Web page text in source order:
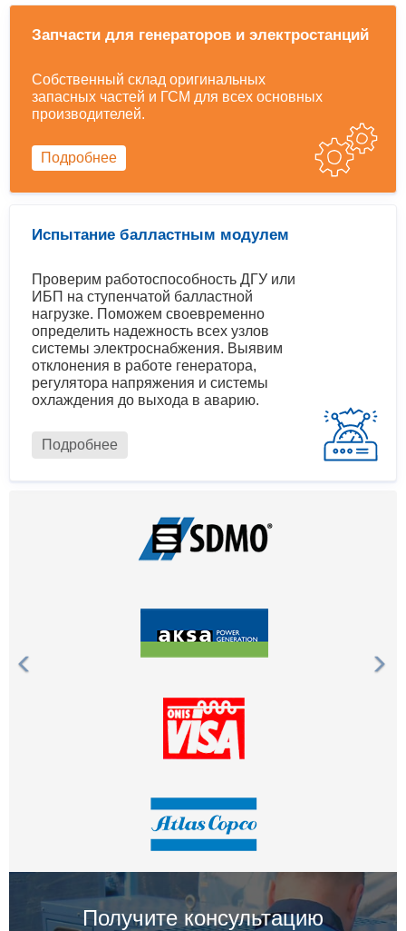
Запчасти для генераторов и электростанций
Собственный склад оригинальных
запасных частей и ГСМ для всех основных
производителей.
Подробнее
Испытание балластным модулем
Проверим работоспособность ДГУ или
ИБП на ступенчатой балластной
нагрузке. Поможем своевременно
определить надежность всех узлов
системы электроснабжения. Выявим
отклонения в работе генератора,
регулятора напряжения и системы
охлаждения до выхода в аварию.
Подробнее
Получите консультацию